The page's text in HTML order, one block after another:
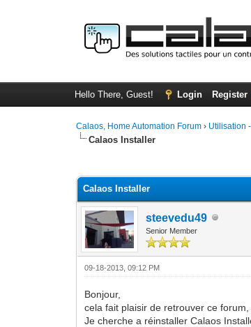
Hello There, Guest! Login Register
Calaos, Home Automation Forum › Utilisation
Calaos Installer
Calaos Installer
steevedu49
Senior Member
09-18-2013, 09:12 PM
Bonjour,
cela fait plaisir de retrouver ce
Je cherche a réinstaller Calaos